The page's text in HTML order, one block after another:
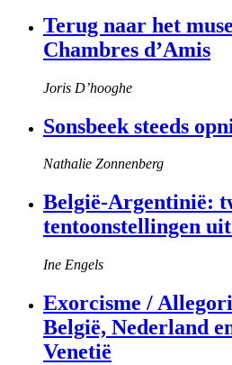
Terug naar het
Chambres d’Amis
Joris D’hooghe
Sonsbeek steeds
Nathalie Zonnenberg
België-Argentinië:
tentoonstellingen uit
Ine Engels
Exorcisme /
België, Nederland
Venetië